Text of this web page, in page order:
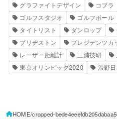
グラファイトデザイン
コブラ
ゴルフスタジオ
ゴルフボール
タイトリスト
ダンロップ
ブリヂストン
プレジデンツカ
レーザー距離計
三浦技研
東京オリンピック2020
渋野
HOME cropped-